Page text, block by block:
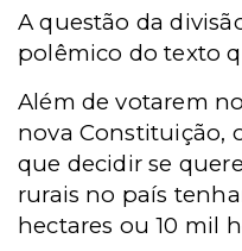
A questão da
polêmico do texto
Além de votarem
nova Constituição,
que decidir se
rurais no país
hectares ou 10 mil